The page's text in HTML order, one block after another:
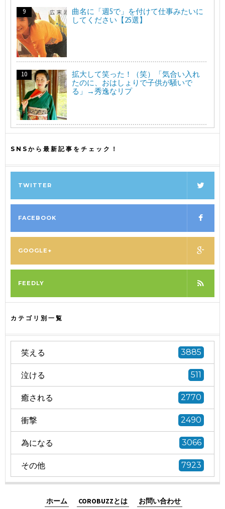
曲名に「週5で」を付けて仕事みたいに
してください【25選】
拡大して笑った！（笑）「気合い入れ
たのに、おはしょりで子供が騒いで
る」→秀逸なリプ
SNSから最新記事をチェック！
TWITTER
FACEBOOK
GOOGLE+
FEEDLY
カテゴリ別一覧
笑える 3885
泣ける 511
癒される 2770
衝撃 2490
為になる 3066
その他 7923
ホーム COROBUZZとは お問い合わせ